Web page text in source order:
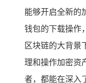
能够开启全新的
钱包的下载操作
区块链的大背景
理和操作加密资
者，都能在深入